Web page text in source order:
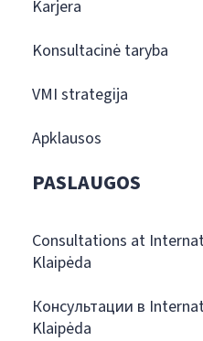
Karjera
Konsultacinė taryba
VMI strategija
Apklausos
PASLAUGOS
Consultations at
Klaipėda
Консультации в
Klaipėda